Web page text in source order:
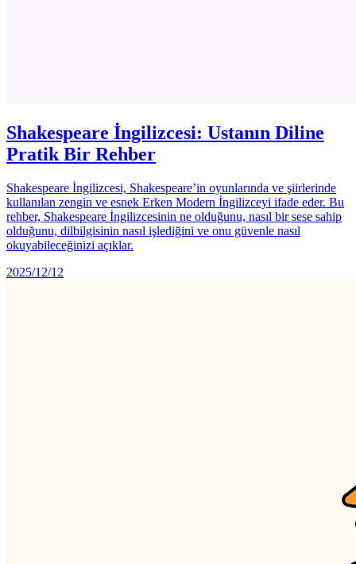
Shakespeare İngilizcesi: Ustanın Diline
Pratik Bir Rehber
Shakespeare İngilizcesi, Shakespeare’in oyunlarında ve şiirlerinde
kullanılan zengin ve esnek Erken Modern İngilizceyi ifade eder. Bu
rehber, Shakespeare İngilizcesinin ne olduğunu, nasıl bir sese sahip
olduğunu, dilbilgisinin nasıl işlediğini ve onu güvenle nasıl
okuyabileceğinizi açıklar.
2025/12/12